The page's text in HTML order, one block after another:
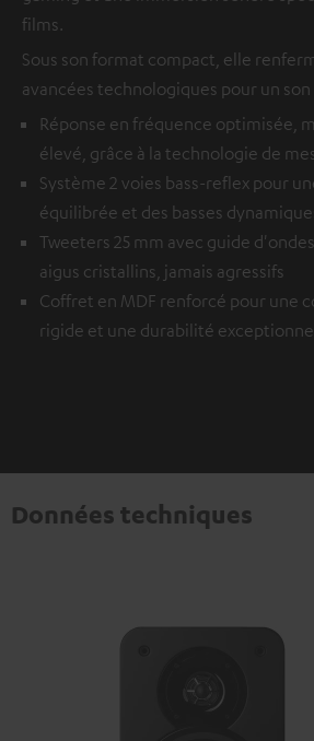
films.
Sous son format compact, elle
avancées technologiques pour un
Réponse en fréquence optimisée,
élevé, grâce à la technologie de
Système 2 voies bass-reflex pour
équilibrée et des basses
Tweeters 25 mm avec guide
aigus cristallins, jamais agressifs
Coffret en MDF renforcé pour une
rigide et une durabilité
Données techniques